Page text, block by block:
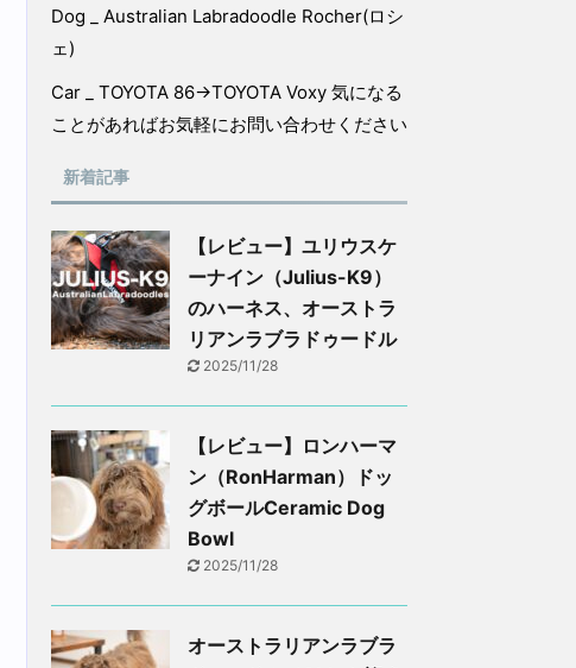
Dog _ Australian Labradoodle Rocher(ロシ
ェ)
Car _ TOYOTA 86→TOYOTA Voxy 気になる
ことがあればお気軽にお問い合わせください
新着記事
【レビュー】ユリウスケ
ーナイン（Julius-K9）
のハーネス、オーストラ
リアンラブラドゥードル
2025/11/28
【レビュー】ロンハーマ
ン（RonHarman）ドッ
グボールCeramic Dog
Bowl
2025/11/28
オーストラリアンラブラ